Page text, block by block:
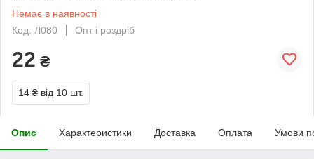
Немає в наявності
Код: Л080
Опт і роздріб
22 ₴
14 ₴ від 10 шт.
Опис Характеристики Доставка Оплата Умови